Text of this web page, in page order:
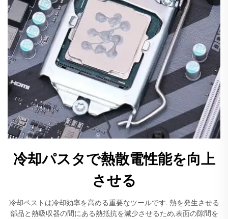
冷却パスタで熱散電性能を向上
させる
冷却ペストは冷却効率を高める重要なツールです. 熱を発生させる
部品と熱吸収器の間にある熱抵抗を減少させるため,表面の隙間を